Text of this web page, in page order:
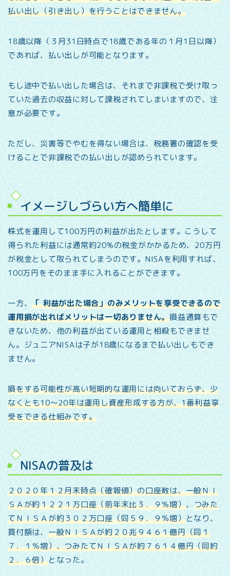
払い出し（引き出し）を行うことはできません。
18歳以降（３月31日時点で18歳である年の１月1日以降）
であれば、払い出しが可能となります。
もし途中で払い出した場合は、それまで非課税で受け取っ
ていた過去の収益に対して課税されてしまいますので、注
意が必要です。
ただし、災害等でやむを得ない場合は、税務署の確認を受
けることで非課税での払い出しが認められています。
イメージしづらい方へ簡単に
株式を運用して100万円の利益が出たとします。こうして
得られた利益には通常約20%の税金がかかるため、20万円
が税金として取られてしまうのです。NISAを利用すれば、
100万円をそのまま手に入れることができます。
一方、「 利益が出た場合」のみメリットを享受できるので
運用損が出ればメリットは一切ありません。損益通算もで
きないため、他の利益が出ている運用と相殺もできませ
ん。ジュニアNISAは子が18歳になるまで払い出しもでき
ません。
損をする可能性が高い短期的な運用には向いておらず、少
なくとも10〜20年は運用し資産形成する方が、1番利益享
受をできる仕組みです。
NISAの普及は
２０２０年１２月末時点（確報値）の口座数は、一般ＮＩ
ＳＡが約１２２１万口座（前年末比３．９％増）、 つみた
てＮＩＳＡが約３０２万口座（同５９．９％増）となり、
買付額は、 一般ＮＩＳＡが約２０兆９４６１億円（同１
７．１％増）、つみたてＮＩＳＡが約７６１４億円（同約
２．６倍）となった。